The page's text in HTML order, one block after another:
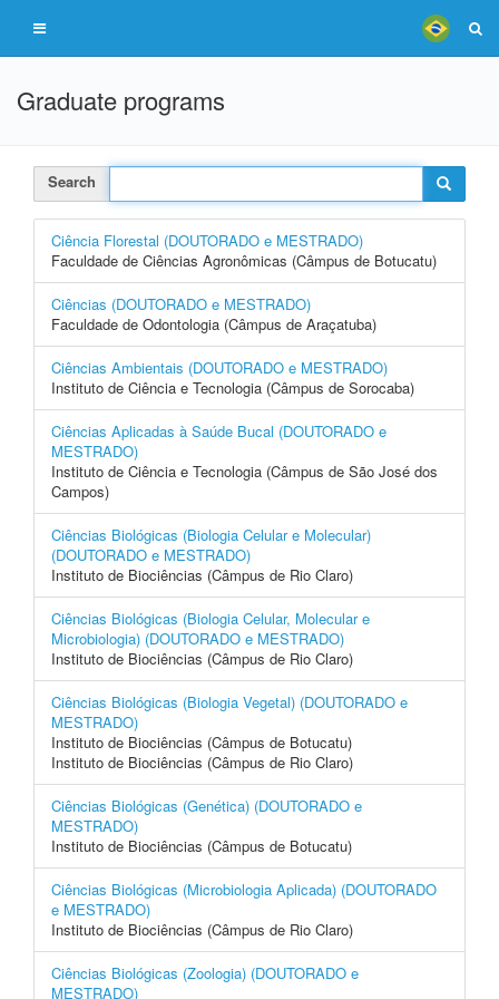
Graduate programs
Search
Ciência Florestal (DOUTORADO e MESTRADO)
Faculdade de Ciências Agronômicas (Câmpus de Botucatu)
Ciências (DOUTORADO e MESTRADO)
Faculdade de Odontologia (Câmpus de Araçatuba)
Ciências Ambientais (DOUTORADO e MESTRADO)
Instituto de Ciência e Tecnologia (Câmpus de Sorocaba)
Ciências Aplicadas à Saúde Bucal (DOUTORADO e
MESTRADO)
Instituto de Ciência e Tecnologia (Câmpus de São José dos
Campos)
Ciências Biológicas (Biologia Celular e Molecular)
(DOUTORADO e MESTRADO)
Instituto de Biociências (Câmpus de Rio Claro)
Ciências Biológicas (Biologia Celular, Molecular e
Microbiologia) (DOUTORADO e MESTRADO)
Instituto de Biociências (Câmpus de Rio Claro)
Ciências Biológicas (Biologia Vegetal) (DOUTORADO e
MESTRADO)
Instituto de Biociências (Câmpus de Botucatu)
Instituto de Biociências (Câmpus de Rio Claro)
Ciências Biológicas (Genética) (DOUTORADO e
MESTRADO)
Instituto de Biociências (Câmpus de Botucatu)
Ciências Biológicas (Microbiologia Aplicada) (DOUTORADO
e MESTRADO)
Instituto de Biociências (Câmpus de Rio Claro)
Ciências Biológicas (Zoologia) (DOUTORADO e
MESTRADO)